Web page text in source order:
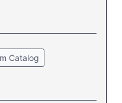
Catalog